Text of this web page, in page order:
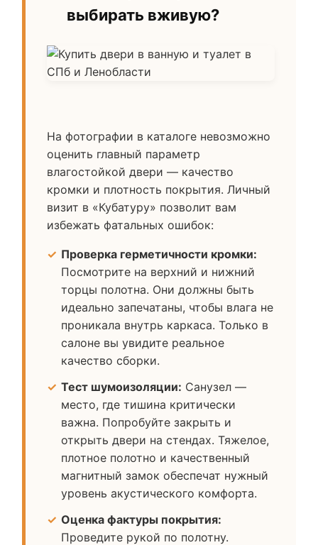
выбирать вживую?
На фотографии в каталоге невозможно
оценить главный параметр
влагостойкой двери — качество
кромки и плотность покрытия. Личный
визит в «Кубатуру» позволит вам
избежать фатальных ошибок:
Проверка герметичности кромки:
Посмотрите на верхний и нижний
торцы полотна. Они должны быть
идеально запечатаны, чтобы влага не
проникала внутрь каркаса. Только в
салоне вы увидите реальное
качество сборки.
Тест шумоизоляции: Санузел —
место, где тишина критически
важна. Попробуйте закрыть и
открыть двери на стендах. Тяжелое,
плотное полотно и качественный
магнитный замок обеспечат нужный
уровень акустического комфорта.
Оценка фактуры покрытия:
Проведите рукой по полотну.